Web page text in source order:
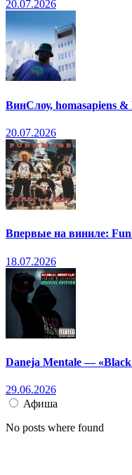
20.07.2026
ВинСлоу, homasapiens
20.07.2026
Впервые на виниле:
18.07.2026
Daneja Mentale —
29.06.2026
Афиша
No posts where found